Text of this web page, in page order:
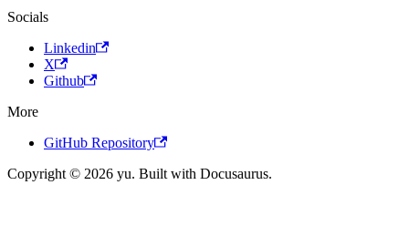
Socials
Linkedin
X
Github
More
GitHub Repository
Copyright © 2026 yu. Built with Docusaurus.